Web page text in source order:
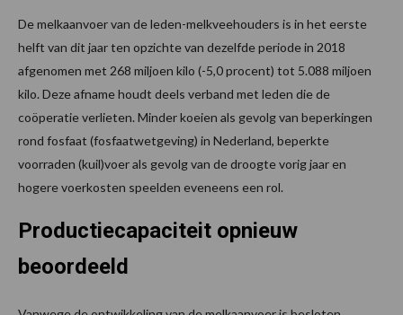
De melkaanvoer van de leden-melkveehouders is in het eerste
helft van dit jaar ten opzichte van dezelfde periode in 2018
afgenomen met 268 miljoen kilo (-5,0 procent) tot 5.088 miljoen
kilo. Deze afname houdt deels verband met leden die de
coöperatie verlieten. Minder koeien als gevolg van beperkingen
rond fosfaat (fosfaatwetgeving) in Nederland, beperkte
voorraden (kuil)voer als gevolg van de droogte vorig jaar en
hogere voerkosten speelden eveneens een rol.
Productiecapaciteit opnieuw
beoordeeld